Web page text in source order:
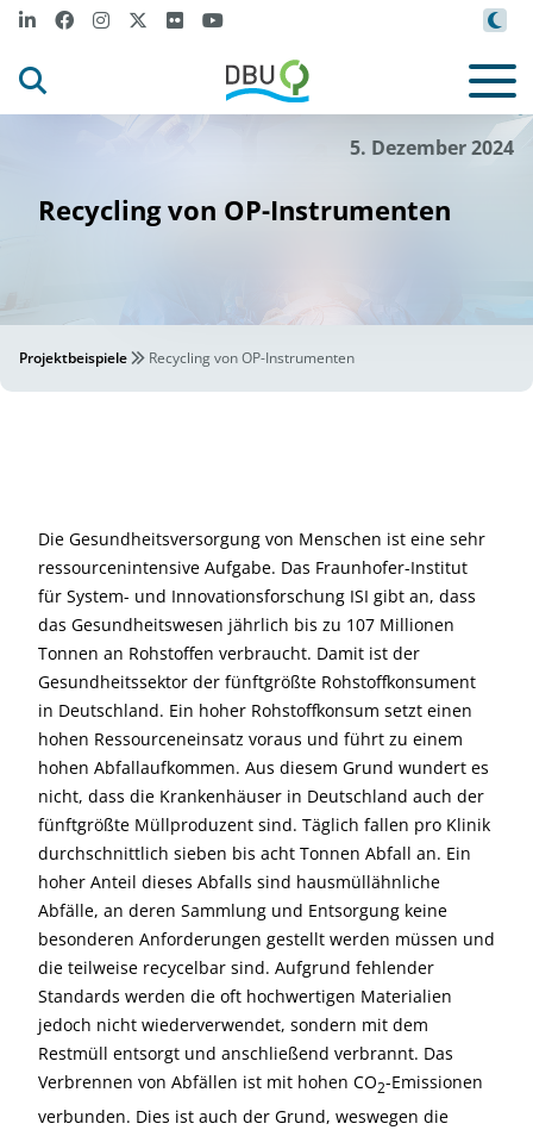
vad
im - s
t ock
.adobe
. co
m
5. Dezember 2024
Recycling von OP-Instrumenten
Projektbeispiele Recycling von OP-Instrumenten
Die Gesundheitsversorgung von Menschen ist eine sehr
ressourcenintensive Aufgabe. Das Fraunhofer-Institut
für System- und Innovationsforschung ISI gibt an, dass
das Gesundheitswesen jährlich bis zu 107 Millionen
Tonnen an Rohstoffen verbraucht. Damit ist der
Gesundheitssektor der fünftgrößte Rohstoffkonsument
in Deutschland. Ein hoher Rohstoffkonsum setzt einen
hohen Ressourceneinsatz voraus und führt zu einem
hohen Abfallaufkommen. Aus diesem Grund wundert es
nicht, dass die Krankenhäuser in Deutschland auch der
fünftgrößte Müllproduzent sind. Täglich fallen pro Klinik
durchschnittlich sieben bis acht Tonnen Abfall an. Ein
hoher Anteil dieses Abfalls sind hausmüllähnliche
Abfälle, an deren Sammlung und Entsorgung keine
besonderen Anforderungen gestellt werden müssen und
die teilweise recycelbar sind. Aufgrund fehlender
Standards werden die oft hochwertigen Materialien
jedoch nicht wiederverwendet, sondern mit dem
Restmüll entsorgt und anschließend verbrannt. Das
Verbrennen von Abfällen ist mit hohen CO2-Emissionen
verbunden. Dies ist auch der Grund, weswegen die